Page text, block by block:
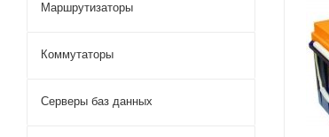
Маршрутизаторы
Коммутаторы
Серверы баз данных